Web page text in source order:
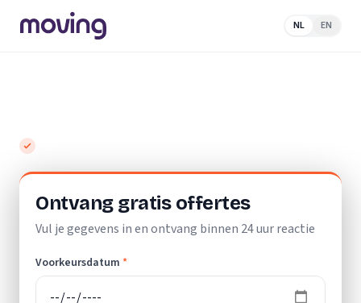
NL EN
Ontvang gratis offertes
Vul je gegevens in en ontvang binnen 24 uur reactie
Voorkeursdatum *